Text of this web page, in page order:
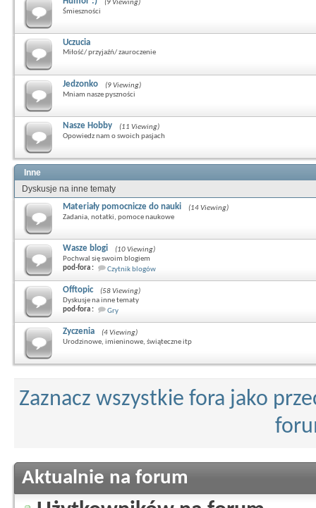
(9 Viewing)
Śmieszności
Uczucia
Miłość/ przyjaźń/ zauroczenie
Jedzonko
(9 Viewing)
Mniam nasze pyszności
Nasze Hobby
(11 Viewing)
Opowiedz nam o swoich pasjach
Inne
Dyskusje na inne tematy
Materiały pomocnicze do nauki
(14 Viewing)
Zadania, notatki, pomoce naukowe
Wasze blogi
(10 Viewing)
Pochwal się swoim blogiem
pod-fora :
Czytnik blogów
Offtopic
(58 Viewing)
Dyskusje na inne tematy
pod-fora :
Gry
Zyczenia
(4 Viewing)
Urodzinowe, imieninowe, świąteczne itp
Zaznacz wszystkie fora jako
Aktualnie na forum